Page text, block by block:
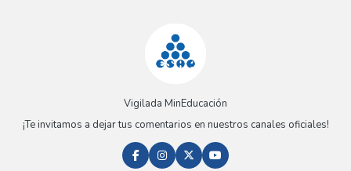
Vigilada MinEducación
¡Te invitamos a dejar tus comentarios en nuestros canales oficiales!